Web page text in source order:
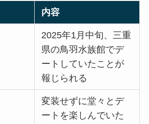
内容
2025年1月中旬、三重
県の鳥羽水族館でデ
ートしていたことが
報じられる
変装せずに堂々とデ
ートを楽しんでいた